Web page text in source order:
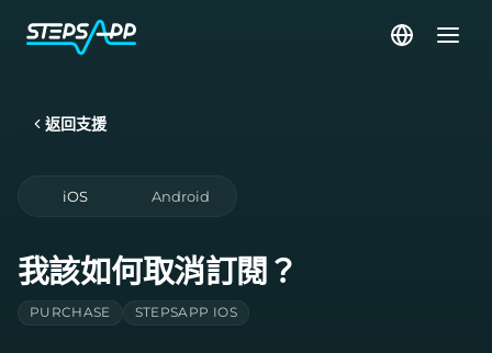
返回支援
iOS Android
我該如何取消訂閱？
PURCHASE STEPSAPP IOS